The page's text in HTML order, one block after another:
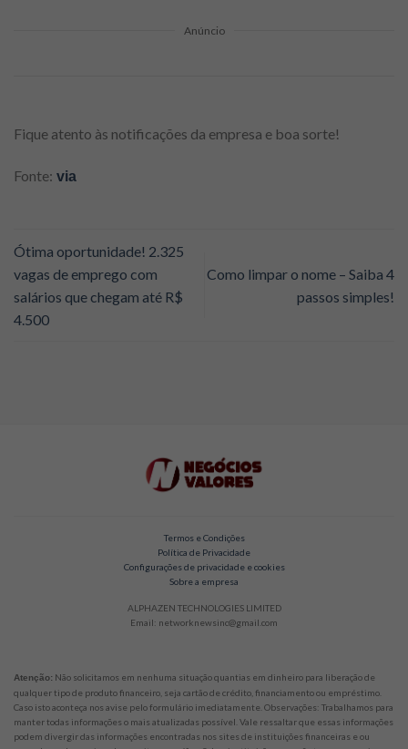
Anúncio
Fique atento às notificações da empresa e boa sorte!
Fonte: via
Ótima oportunidade! 2.325
vagas de emprego com
salários que chegam até R$
4.500
Como limpar o nome – Saiba 4
passos simples!
Termos e Condições
Política de Privacidade
Configurações de privacidade e cookies
Sobre a empresa
ALPHAZEN TECHNOLOGIES LIMITED
Email: networknewsinc@gmail.com
Atenção: Não solicitamos em nenhuma situação quantias em dinheiro para liberação de
qualquer tipo de produto financeiro, seja cartão de crédito, financiamento ou empréstimo.
Caso isto aconteça nos avise pelo formulário imediatamente. Observações: Trabalhamos para
manter todas informações o mais atualizadas possível. Vale ressaltar que essas informações
podem divergir das informações encontradas nos sites de instituições financeiras e ou